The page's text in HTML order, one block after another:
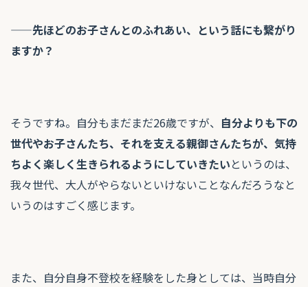
——先ほどのお子さんとのふれあい、という話にも繋がり
ますか？
そうですね。自分もまだまだ26歳ですが、 自分よりも下の
世代やお子さんたち、それを支える親御さんたちが、気持
ちよく楽しく生きられるようにしていきたいというのは、
我々世代、大人がやらないといけないことなんだろうなと
いうのはすごく感じます。
また、自分自身不登校を経験をした身としては、当時自分